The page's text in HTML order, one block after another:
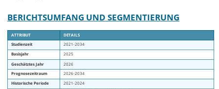
BERICHTSUMFANG UND SEGMENTIERUNG
ATTRIBUT
DETAILS
Studienzeit
2021-2034
Basisjahr
2025
Geschätztes Jahr
2026
Prognosezeitraum
2026-2034
Historische Periode
2021-2024